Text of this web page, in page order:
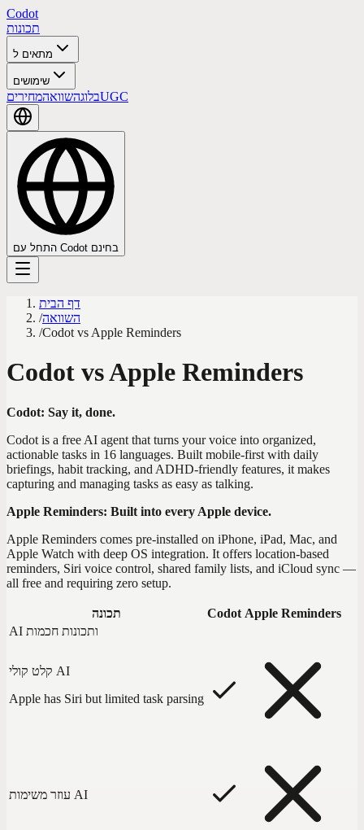
Codot
תכונות
מתאים ל
שימושים
בלוגהשוואהמחירים UGC
התחל עם Codot בחינם
דף הבית
/השוואה
/Codot vs Apple Reminders
Codot vs Apple Reminders
Codot: Say it, done.
Codot is a free AI agent that turns your voice into organized,
actionable tasks in 16 languages. Built mobile-first with daily
briefings, habit tracking, and ADHD-friendly features, it makes
capturing and managing tasks as easy as talking.
Apple Reminders: Built into every Apple device.
Apple Reminders comes pre-installed on iPhone, iPad, Mac, and
Apple Watch with deep OS integration. It offers location-based
reminders, Siri voice control, shared family lists, and iCloud sync —
all free and requiring zero setup.
תכונה Codot Apple Reminders
AI ותכונות חכמות
קלט קולי AI
Apple has Siri but limited task parsing
עוזר משימות AI